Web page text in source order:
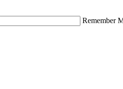
Remember